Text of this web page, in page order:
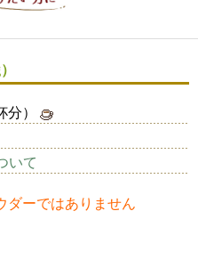
分）
いて
ダーではありません